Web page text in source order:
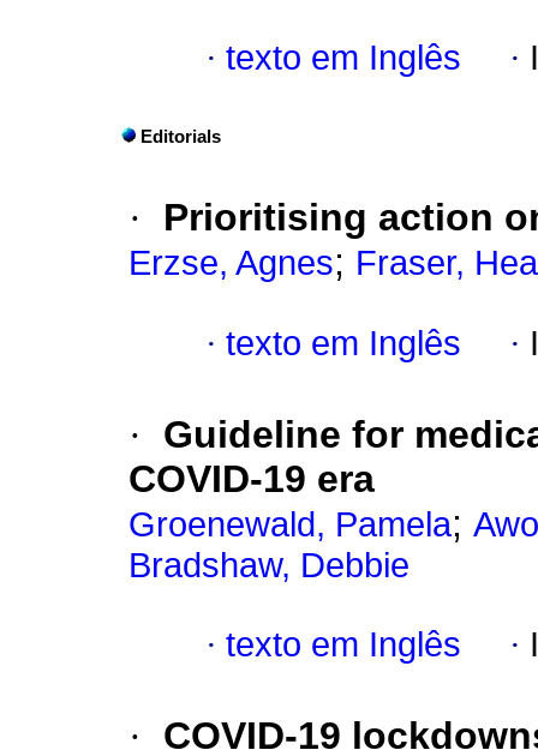
· texto em Inglês ·
Editorials
· Prioritising action
Erzse, Agnes; Fraser,
· texto em Inglês ·
·
Guideline for
COVID-19 era
Groenewald, Pamela;
Bradshaw, Debbie
· texto em Inglês ·
·
COVID-19